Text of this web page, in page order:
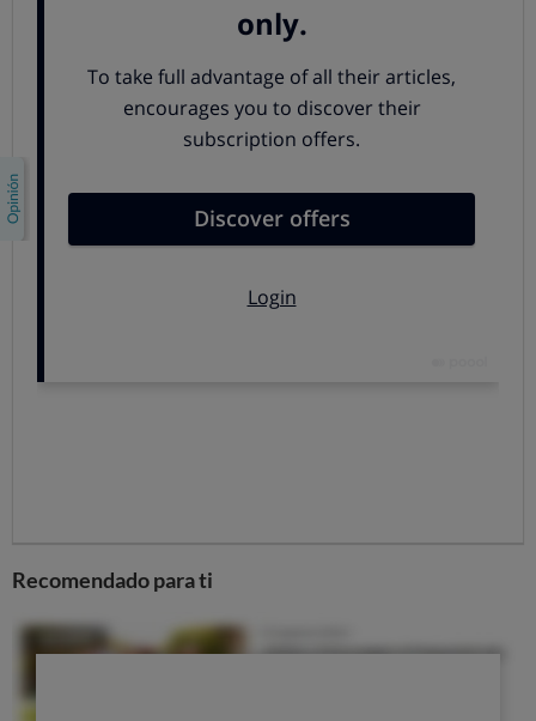
TUR), y serán traspasados al grupo Endesa en la
empresa equivalente (comercializadora de último
recurso o no) y, muy importante, en las mismas
condiciones contractuales que tuvieran hasta
entonces con Gas Natural. Este traspaso afecta
contratados, que se seguirán prestando en las mismas
condiciones (por ejemplo). En la medida que los
contratos se vayan finalizando (suelen ser contratos
propia cartera de productos.
recibiendo una carta en la que se les comunica el
después, a partir del día 5, Endesa enviará su propia
comunicación para confirmar que el cambio ha sido
Recomendado para ti